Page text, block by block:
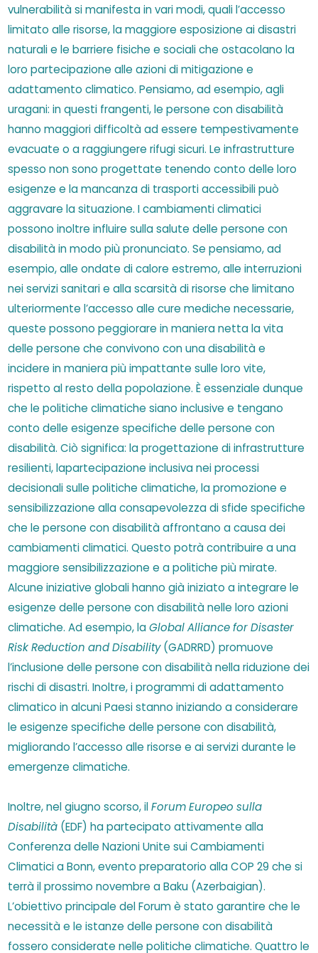
vulnerabilità si manifesta in vari modi, quali l’accesso
limitato alle risorse, la maggiore esposizione ai disastri
naturali e le barriere fisiche e sociali che ostacolano la
loro partecipazione alle azioni di mitigazione e
adattamento climatico. Pensiamo, ad esempio, agli
uragani: in questi frangenti, le persone con disabilità
hanno maggiori difficoltà ad essere tempestivamente
evacuate o a raggiungere rifugi sicuri. Le infrastrutture
spesso non sono progettate tenendo conto delle loro
esigenze e la mancanza di trasporti accessibili può
aggravare la situazione. I cambiamenti climatici
possono inoltre influire sulla salute delle persone con
disabilità in modo più pronunciato. Se pensiamo, ad
esempio, alle ondate di calore estremo, alle interruzioni
nei servizi sanitari e alla scarsità di risorse che limitano
ulteriormente l’accesso alle cure mediche necessarie,
queste possono peggiorare in maniera netta la vita
delle persone che convivono con una disabilità e
incidere in maniera più impattante sulle loro vite,
rispetto al resto della popolazione. È essenziale dunque
che le politiche climatiche siano inclusive e tengano
conto delle esigenze specifiche delle persone con
disabilità. Ciò significa: la progettazione di infrastrutture
resilienti, lapartecipazione inclusiva nei processi
decisionali sulle politiche climatiche, la promozione e
sensibilizzazione alla consapevolezza di sfide specifiche
che le persone con disabilità affrontano a causa dei
cambiamenti climatici. Questo potrà contribuire a una
maggiore sensibilizzazione e a politiche più mirate.
Alcune iniziative globali hanno già iniziato a integrare le
esigenze delle persone con disabilità nelle loro azioni
climatiche. Ad esempio, laGlobal Alliance for Disaster
Risk Reduction and Disability(GADRRD) promuove
l’inclusione delle persone con disabilità nella riduzione dei
rischi di disastri. Inoltre, i programmi di adattamento
climatico in alcuni Paesi stanno iniziando a considerare
le esigenze specifiche delle persone con disabilità,
migliorando l’accesso alle risorse e ai servizi durante le
emergenze climatiche.
Inoltre, nel giugno scorso, ilForum Europeo sulla
Disabilità (EDF) ha partecipato attivamente alla
Conferenza delle Nazioni Unite sui Cambiamenti
Climatici a Bonn, evento preparatorio alla COP 29 che si
terrà il prossimo novembre a Baku (Azerbaigian).
L’obiettivo principale del Forum è stato garantire che le
necessità e le istanze delle persone con disabilità
fossero considerate nelle politiche climatiche. Quattro le